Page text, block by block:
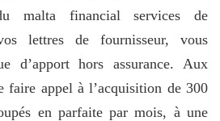
malta financial services de
lettres de fournisseur, vous
d’apport hors assurance. Aux
faire appel à l’acquisition de 300
en parfaite par mois, à une